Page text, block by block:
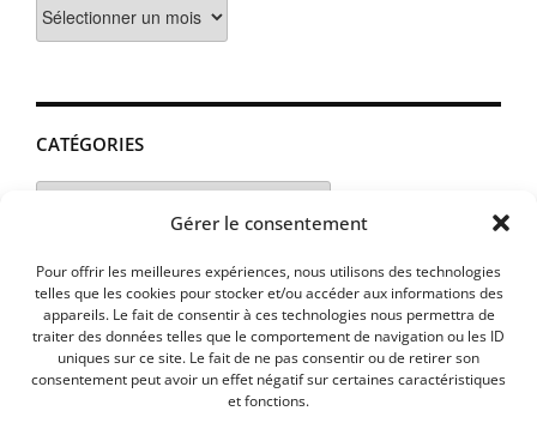
Gérer le consentement
Pour offrir les meilleures expériences, nous utilisons des technologies
telles que les cookies pour stocker et/ou accéder aux informations des
appareils. Le fait de consentir à ces technologies nous permettra de
traiter des données telles que le comportement de navigation ou les ID
uniques sur ce site. Le fait de ne pas consentir ou de retirer son
consentement peut avoir un effet négatif sur certaines caractéristiques
et fonctions.
CATÉGORIES
Catégories